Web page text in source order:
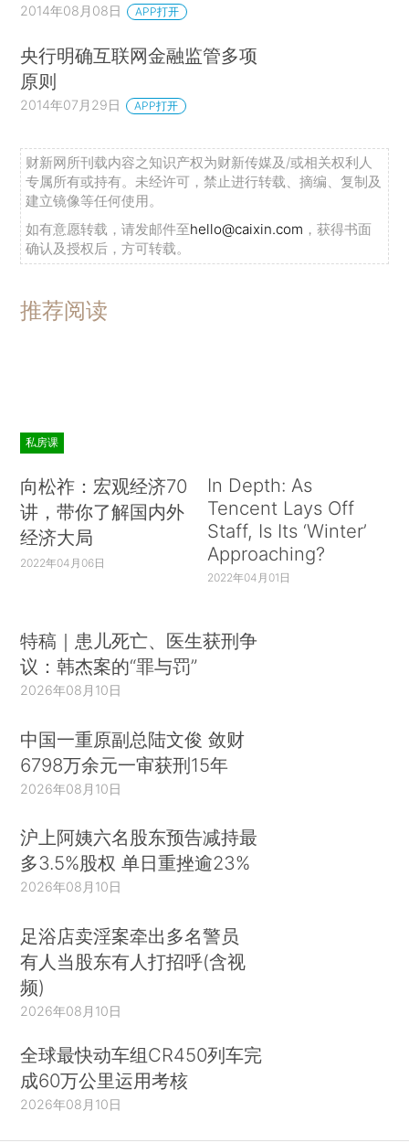
2014年08月08日 APP打开
央行明确互联网金融监管多项
原则
2014年07月29日 APP打开
财新网所刊载内容之知识产权为财新传媒及/或相关权利人
专属所有或持有。未经许可，禁止进行转载、摘编、复制及
建立镜像等任何使用。
如有意愿转载，请发邮件至hello@caixin.com ，获得书面
确认及授权后，方可转载。
推荐阅读
私房课
向松祚：宏观经济70
讲，带你了解国内外
经济大局
2022年04月06日
In Depth: As
Tencent Lays Off
Staff, Is Its ‘Winter’
Approaching?
2022年04月01日
特稿｜患儿死亡、医生获刑争
议：韩杰案的“罪与罚”
2026年08月10日
中国一重原副总陆文俊 敛财
6798万余元一审获刑15年
2026年08月10日
沪上阿姨六名股东预告减持最
多3.5%股权 单日重挫逾23%
2026年08月10日
足浴店卖淫案牵出多名警员
有人当股东有人打招呼(含视
频)
2026年08月10日
全球最快动车组CR450列车完
成60万公里运用考核
2026年08月10日